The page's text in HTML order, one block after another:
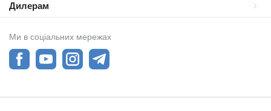
Дилерам
Ми в соціальних мережах